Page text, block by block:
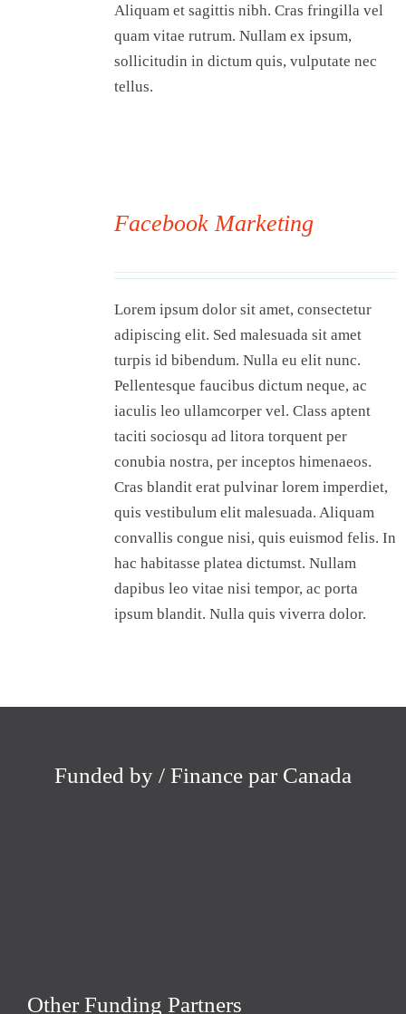
Aliquam et sagittis nibh. Cras fringilla vel
quam vitae rutrum. Nullam ex ipsum,
sollicitudin in dictum quis, vulputate nec
tellus.
Facebook Marketing
Lorem ipsum dolor sit amet, consectetur
adipiscing elit. Sed malesuada sit amet
turpis id bibendum. Nulla eu elit nunc.
Pellentesque faucibus dictum neque, ac
iaculis leo ullamcorper vel. Class aptent
taciti sociosqu ad litora torquent per
conubia nostra, per inceptos himenaeos.
Cras blandit erat pulvinar lorem imperdiet,
quis vestibulum elit malesuada. Aliquam
convallis congue nisi, quis euismod felis. In
hac habitasse platea dictumst. Nullam
dapibus leo vitae nisi tempor, ac porta
ipsum blandit. Nulla quis viverra dolor.
Funded by / Finance par Canada
Other Funding Partners